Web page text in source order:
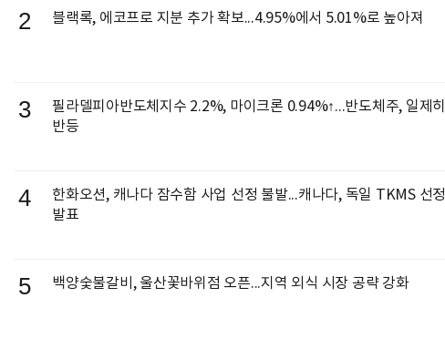
2 블랙록, 에코프로 지분 추가 확보...4.95%에서 5.01%로 높아져
3
필라델피아반도체지수 2.2%, 마이크론 0.94%↑...반도체주, 일제히
반등
4
한화오션, 캐나다 잠수함 사업 선정 불발...캐나다, 독일 TKMS 선정
발표
5 백양숯불갈비, 울산꽃바위점 오픈...지역 외식 시장 공략 강화